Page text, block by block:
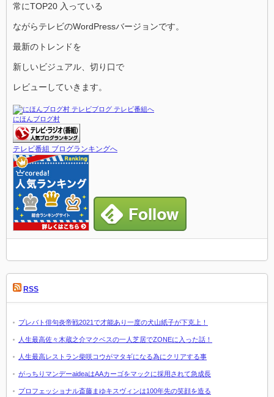
常にTOP20 入っている
ながらテレビのWordPressバージョンです。
最新のトレンドを
新しいビジュアル、切り口で
レビューしていきます。
にほんブログ村
テレビ番組 ブログランキングへ
RSS
プレバト俳句炎帝戦2021で才能あり一度の犬山紙子が下克上！
人生最高佐々木蔵之介マクベスの一人芝居でZONEに入った話！
人生最高レストラン柴咲コウがマタギになる為にクリアする事
がっちりマンデーaideaはAAカーゴをマックに採用されて急成長
プロフェッショナル斎藤まゆキスヴィンは100年先の笑顔を造る